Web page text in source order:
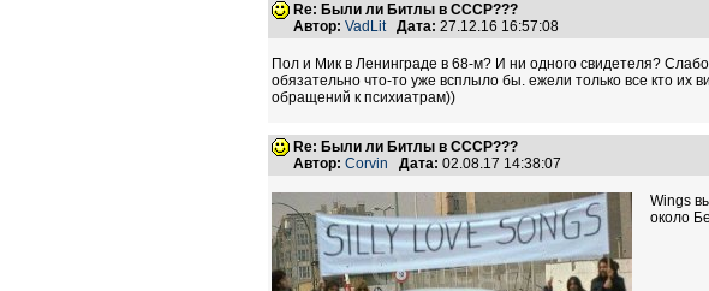
Re: Были ли Битлы в СССР???
Автор: VadLit Дата: 27.12.16 16:57:08
Пол и Мик в Ленинграде в 68-м? И ни одного свидетеля?
обязательно что-то уже всплыло бы. ежели только все кто
обращений к психиатрам))
Re: Были ли Битлы в СССР???
Автор: Corvin Дата: 02.08.17 14:38:07
Wings
около